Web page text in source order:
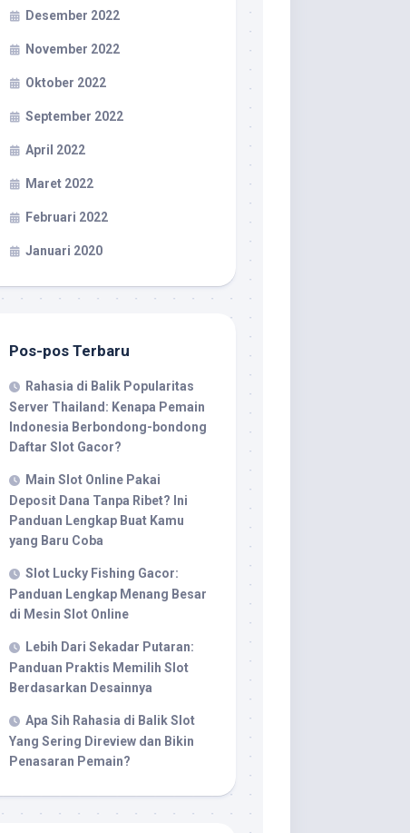
Desember 2022
November 2022
Oktober 2022
September 2022
April 2022
Maret 2022
Februari 2022
Januari 2020
Pos-pos Terbaru
Rahasia di Balik Popularitas
Server Thailand: Kenapa Pemain
Indonesia Berbondong-bondong
Daftar Slot Gacor?
Main Slot Online Pakai
Deposit Dana Tanpa Ribet? Ini
Panduan Lengkap Buat Kamu
yang Baru Coba
Slot Lucky Fishing Gacor:
Panduan Lengkap Menang Besar
di Mesin Slot Online
Lebih Dari Sekadar Putaran:
Panduan Praktis Memilih Slot
Berdasarkan Desainnya
Apa Sih Rahasia di Balik Slot
Yang Sering Direview dan Bikin
Penasaran Pemain?